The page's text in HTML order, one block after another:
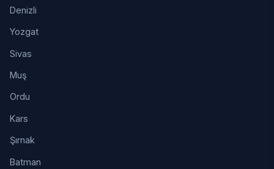
Denizli
Yozgat
Sivas
Muş
Ordu
Kars
Şırnak
Batman